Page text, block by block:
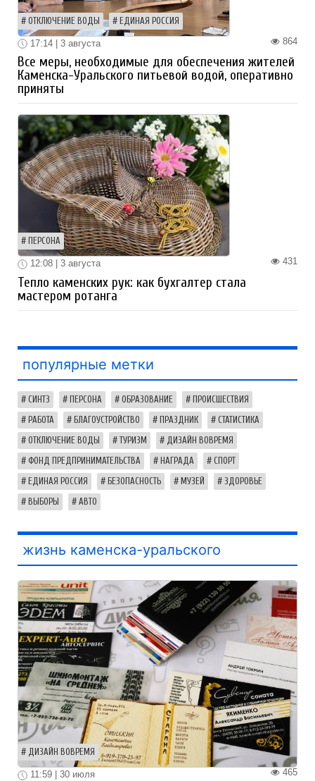
ОТКЛЮЧЕНИЕ ВОДЫ ЕДИНАЯ РОССИЯ
864
17:14 | 3 августа
Все меры, необходимые для обеспечения жителей
Каменска-Уральского питьевой водой, оперативно
приняты
ПЕРСОНА
431
12:08 | 3 августа
Тепло каменских рук: как бухгалтер стала
мастером ротанга
популярные метки
СИНТЗ ПЕРСОНА ОБРАЗОВАНИЕ ПРОИСШЕСТВИЯ
РАБОТА БЛАГОУСТРОЙСТВО ПРАЗДНИК СТАТИСТИКА
ОТКЛЮЧЕНИЕ ВОДЫ ТУРИЗМ ДИЗАЙН ВОВРЕМЯ
ФОНД ПРЕДПРИНИМАТЕЛЬСТВА НАГРАДА СПОРТ
ЕДИНАЯ РОССИЯ БЕЗОПАСНОСТЬ МУЗЕЙ ЗДОРОВЬЕ
ВЫБОРЫ АВТО
жизнь каменска-уральского
ДИЗАЙН ВОВРЕМЯ
465
11:59 | 30 июля